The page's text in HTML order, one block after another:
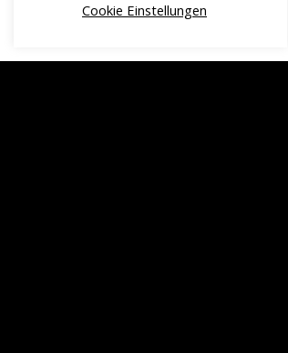
Cookie Einstellungen